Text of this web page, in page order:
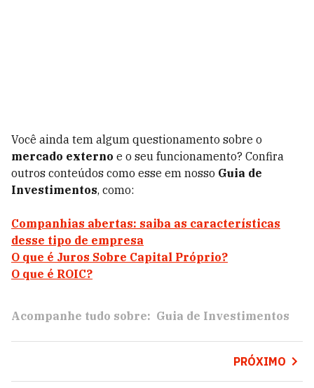
Você ainda tem algum questionamento sobre o
mercado externo e o seu funcionamento? Confira
outros conteúdos como esse em nosso Guia de
Investimentos, como:
Companhias abertas: saiba as características
desse tipo de empresa
O que é Juros Sobre Capital Próprio?
O que é ROIC?
Acompanhe tudo sobre: Guia de Investimentos
PRÓXIMO